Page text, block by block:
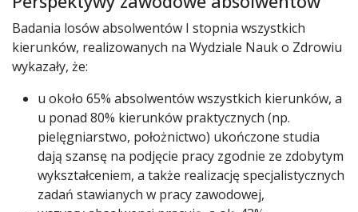
Badania losów absolwentów I stopnia wszystkich
kierunków, realizowanych na Wydziale Nauk o Zdrowiu
wykazały, że:
u około 65% absolwentów wszystkich kierunków, a
u ponad 80% kierunków praktycznych (np.
pielęgniarstwo, położnictwo) ukończone studia
dają szansę na podjęcie pracy zgodnie ze zdobytym
wykształceniem, a także realizację specjalistycznych
zadań stawianych w pracy zawodowej,